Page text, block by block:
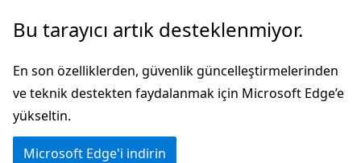
Ana
atla
Bu tarayıcı artık desteklenmiyor.
En son özelliklerden, güvenlik güncelleştirmelerinden
ve teknik destekten faydalanmak için Microsoft Edge’e
yükseltin.
Microsoft Edge'i indirin